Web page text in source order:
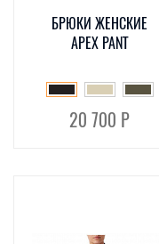
БРЮКИ ЖЕНСКИЕ
APEX PANT
20 700 Р